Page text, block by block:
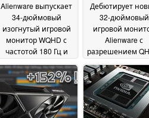
Alienware выпускает
34-дюймовый
изогнутый игровой
монитор WQHD с
частотой 180 Гц и
3000:104 March 2025
Дебютирует
32-дюймовый
игровой
Alienware с
разрешением
с частотой 180
March 2025